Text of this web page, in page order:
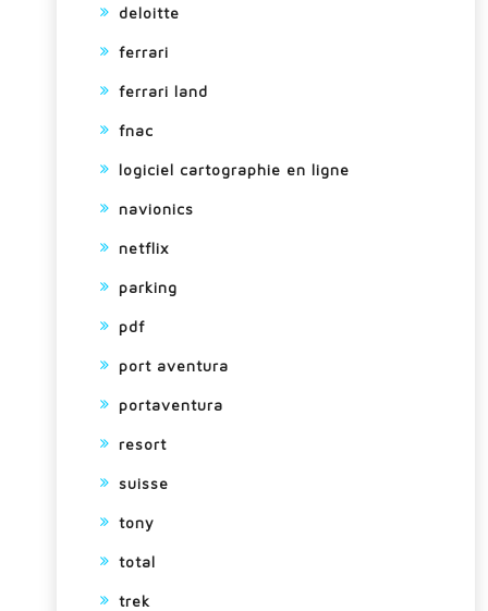
deloitte
ferrari
ferrari land
fnac
logiciel cartographie en ligne
navionics
netflix
parking
pdf
port aventura
portaventura
resort
suisse
tony
total
trek